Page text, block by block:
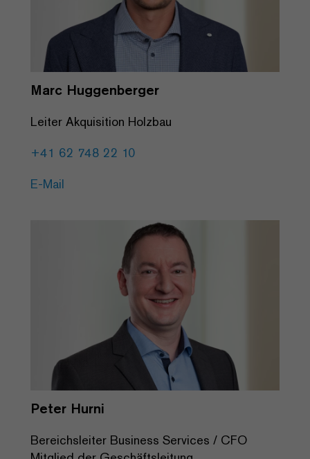
Marc Huggenberger
Leiter Akquisition Holzbau
+41 62 748 22 10
E-Mail
Peter Hurni
Bereichsleiter Business Services / CFO